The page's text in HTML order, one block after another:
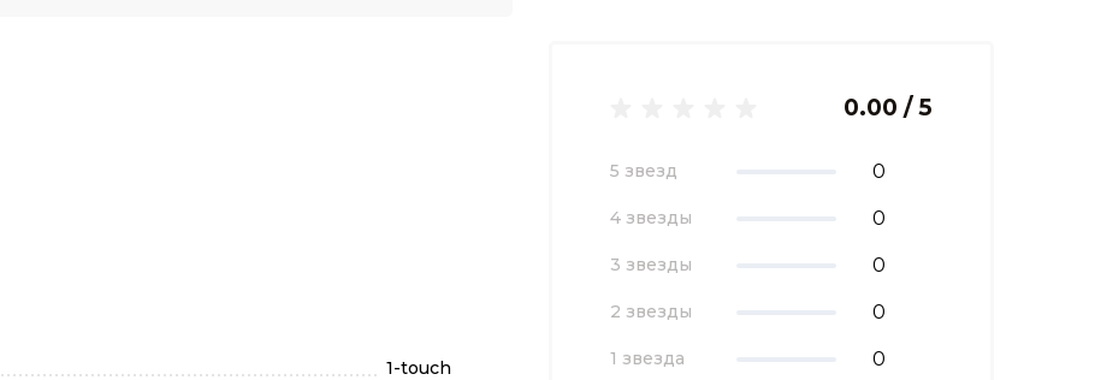
0.00 / 5
5 звезд 0
4 звезды 0
3 звезды 0
2 звезды 0
1 звезда 0
1-touch